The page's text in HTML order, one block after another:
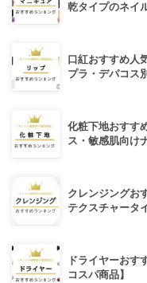
乾タイプのネイ
口紅おすすめ人
プラ・デパコス
化粧下地おすす
ス・敏感肌向け
クレンジングお
テクスチャータ
ドライヤーおす
コスパ商品】